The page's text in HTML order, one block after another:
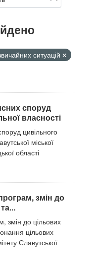
ситуацій
споруд
власності
цивільного
міської
області
змін до
змін до цільових
цільових
Славутської